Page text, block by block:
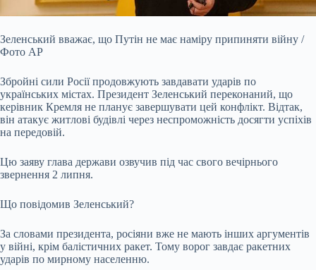
Зеленський вважає, що Путін не має наміру припиняти війну /
Фото AP
Збройні сили Росії продовжують завдавати ударів по
українських містах. Президент Зеленський переконаний, що
керівник Кремля не планує завершувати цей конфлікт. Відтак,
він атакує житлові будівлі через неспроможність досягти успіхів
на передовій.
Цю заяву глава держави озвучив під час свого вечірнього
звернення 2 липня.
Що повідомив Зеленський?
За словами президента, росіяни вже не мають інших аргументів
у війні, крім балістичних ракет. Тому ворог завдає ракетних
ударів по мирному населенню.